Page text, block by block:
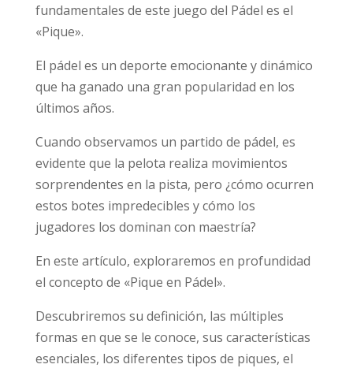
fundamentales de este juego del Pádel es el
«Pique».
El pádel es un deporte emocionante y dinámico
que ha ganado una gran popularidad en los
últimos años.
Cuando observamos un partido de pádel, es
evidente que la pelota realiza movimientos
sorprendentes en la pista, pero ¿cómo ocurren
estos botes impredecibles y cómo los
jugadores los dominan con maestría?
En este artículo, exploraremos en profundidad
el concepto de «Pique en Pádel».
Descubriremos su definición, las múltiples
formas en que se le conoce, sus características
esenciales, los diferentes tipos de piques, el